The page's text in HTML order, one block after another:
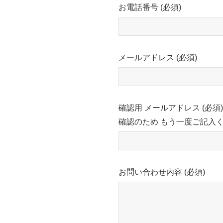
お電話番号 (必須)
メールアドレス (必須)
確認用 メールアドレス (必須)
確認のため もう一度ご記入く
お問い合わせ内容 (必須)